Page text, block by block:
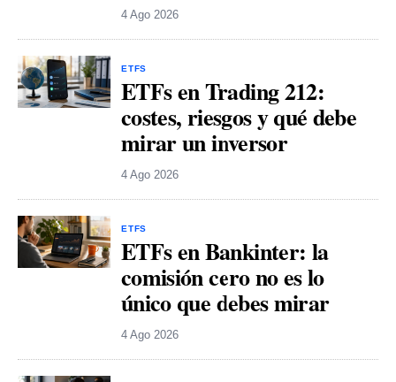
4 Ago 2026
ETFS
ETFs en Trading 212:
costes, riesgos y qué debe
mirar un inversor
4 Ago 2026
ETFS
ETFs en Bankinter: la
comisión cero no es lo
único que debes mirar
4 Ago 2026